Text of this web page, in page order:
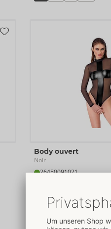
Body ouvert
Noir
26450091021
M L XL